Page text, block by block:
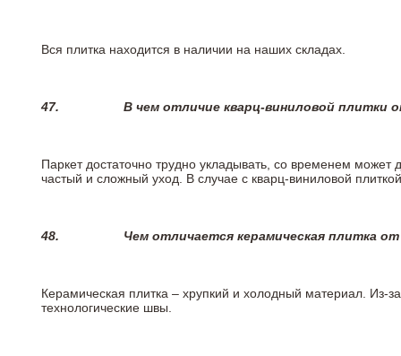
Вся плитка находится в наличии на наших складах.
47. В чем отличие кварц-виниловой плитки
Паркет достаточно трудно укладывать, со временем
частый и сложный уход. В случае с кварц-виниловой
48. Чем отличается керамическая плитка
Керамическая плитка – хрупкий и холодный материал. Из-
технологические швы.